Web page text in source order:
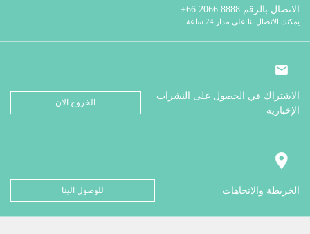
الاتصال بالرقم
يمكنك الاتصال بنا على مدار 24 ساعة
الاشتراك في الحصول على النشرات
الإخبارية
الخروج الان
الخريطة والاتجاهات للوصول الينا